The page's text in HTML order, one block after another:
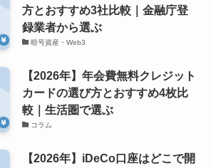
方とおすすめ3社比較｜金融庁登
録業者から選ぶ
暗号資産・Web3
【2026年】年会費無料クレジット
カードの選び方とおすすめ4枚比
較｜生活圏で選ぶ
コラム
【2026年】iDeCo口座はどこで開